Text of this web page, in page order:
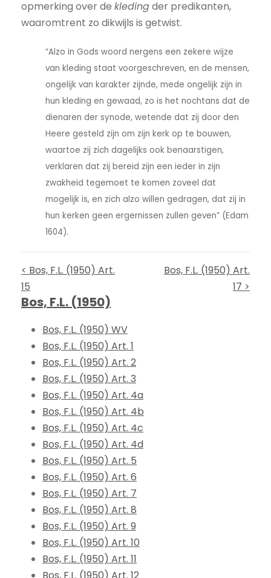
opmerking over de kledingder predikanten,
waaromtrent zo dikwijls is getwist.
“Alzo in Gods woord nergens een zekere wijze
van kleding staat voorgeschreven, en de mensen,
ongelijk van karakter zijnde, mede ongelijk zijn in
hun kleding en gewaad, zo is het nochtans dat de
dienaren der synode, wetende dat zij door den
Heere gesteld zijn om zijn kerk op te bouwen,
waartoe zij zich dagelijks ook benaarstigen,
verklaren dat zij bereid zijn een ieder in zijn
zwakheid tegemoet te komen zoveel dat
mogelijk is, en zich alzo willen gedragen, dat zij in
hun kerken geen ergernissen zullen geven” (Edam
1604).
< Bos, F.L. (1950) Art.
15
Bos, F.L. (1950) Art.
17 >
Bos, F.L. (1950)
Bos, F.L. (1950) WV
Bos, F.L. (1950) Art. 1
Bos, F.L. (1950) Art. 2
Bos, F.L. (1950) Art. 3
Bos, F.L. (1950) Art. 4a
Bos, F.L. (1950) Art. 4b
Bos, F.L. (1950) Art. 4c
Bos, F.L. (1950) Art. 4d
Bos, F.L. (1950) Art. 5
Bos, F.L. (1950) Art. 6
Bos, F.L. (1950) Art. 7
Bos, F.L. (1950) Art. 8
Bos, F.L. (1950) Art. 9
Bos, F.L. (1950) Art. 10
Bos, F.L. (1950) Art. 11
Bos, F.L. (1950) Art. 12